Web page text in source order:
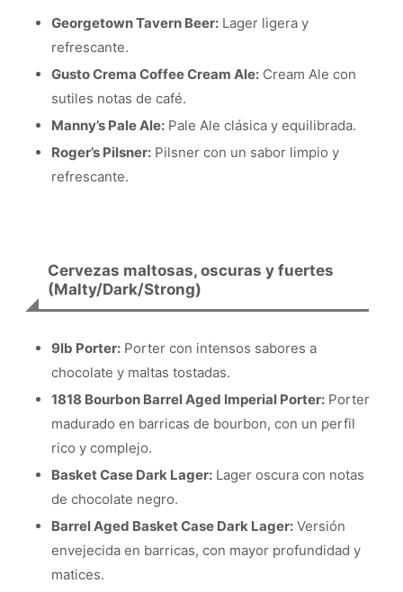
Georgetown Tavern Beer: Lager ligera y
refrescante.
Gusto Crema Coffee Cream Ale: Cream Ale con
sutiles notas de café.
Manny’s Pale Ale: Pale Ale clásica y equilibrada.
Roger’s Pilsner: Pilsner con un sabor limpio y
refrescante.
Cervezas maltosas, oscuras y fuertes
(Malty/Dark/Strong)
9lb Porter: Porter con intensos sabores a
chocolate y maltas tostadas.
1818 Bourbon Barrel Aged Imperial Porter: Porter
madurado en barricas de bourbon, con un perfil
rico y complejo.
Basket Case Dark Lager: Lager oscura con notas
de chocolate negro.
Barrel Aged Basket Case Dark Lager: Versión
envejecida en barricas, con mayor profundidad y
matices.